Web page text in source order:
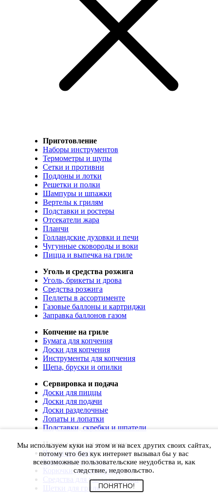
Приготовление
Наборы инструментов
Термометры и щупы
Сетки и противни
Поддоны и лотки
Решетки и полки
Шампуры и шпажки
Вертелы к грилям
Подставки и ростеры
Отсекатели жара
Планчи
Голландские духовки и печи
Чугунные сковороды и воки
Пицца и выпечка на гриле
Уголь и средства розжига
Уголь, брикеты и дрова
Средства розжига
Пеллеты в ассортименте
Газовые баллоны и картриджи
Заправка баллонов газом
Копчение на гриле
Бумага для копчения
Доски для копчения
Инструменты для копчения
Щепа, бруски и опилки
Сервировка и подача
Доски для пиццы
Доски для подачи
Доски разделочные
Лопаты и лопатки
Подставки, скребки и шпатели
Чистка, уход и хранение
Чехлы и сумки
Коврики для гриля
Корючки для инструментов
Средства для ухода и чистки
Щетки для гриля
Мы используем куки на этом и на всех других своих сайтах,
потому что без кук интернет вызывал бы у вас
всевозможные пользовательские неудобства и, как
следствие, недовольство.
ПОНЯТНО!